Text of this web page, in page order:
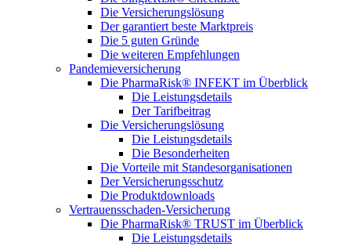
Die Versicherungslösung
Der garantiert beste Marktpreis
Die 5 guten Gründe
Die weiteren Empfehlungen
Pandemieversicherung
Die PharmaRisk® INFEKT im Überblick
Die Leistungsdetails
Der Tarifbeitrag
Die Versicherungslösung
Die Leistungsdetails
Die Besonderheiten
Die Vorteile mit Standesorganisationen
Der Versicherungsschutz
Die Produktdownloads
Vertrauensschaden-Versicherung
Die PharmaRisk® TRUST im Überblick
Die Leistungsdetails